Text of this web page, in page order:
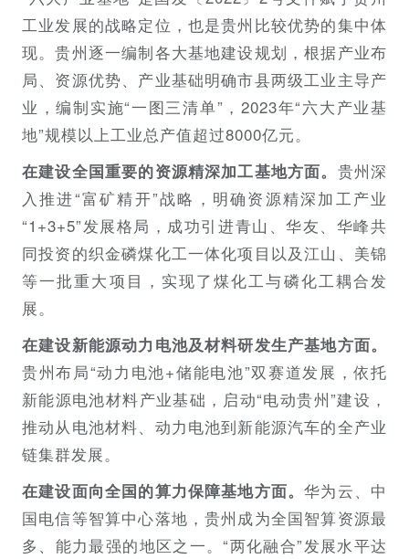
工业发展的战略定位，也是贵州比较优势的集中体
现。贵州逐一编制各大基地建设规划，根据产业布
局、资源优势、产业基础明确市县两级工业主导产
业，编制实施“一图三清单”，2023年“六大产业基
地”规模以上工业总产值超过8000亿元。
在建设全国重要的资源精深加工基地方面。 贵州深
入推进“富矿精开”战略，明确资源精深加工产业
“1+3+5”发展格局，成功引进青山、华友、华峰共
同投资的织金磷煤化工一体化项目以及江山、美锦
等一批重大项目，实现了煤化工与磷化工耦合发
展。
在建设新能源动力电池及材料研发生产基地方面。
贵州布局“动力电池+储能电池”双赛道发展，依托
新能源电池材料产业基础，启动“电动贵州”建设，
推动从电池材料、动力电池到新能源汽车的全产业
链集群发展。
在建设面向全国的算力保障基地方面。华为云、中
国电信等智算中心落地，贵州成为全国智算资源最
多、能力最强的地区之一。“两化融合”发展水平达